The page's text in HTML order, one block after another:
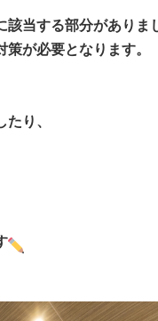
該当する部分がありま
が必要となります。
り、